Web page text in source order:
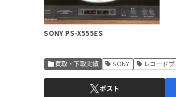
SONY PS-X555ES
買取・下取実績 SONY レコード
ポスト